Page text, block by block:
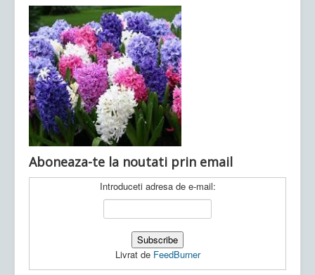
Ultimele articole: Vi, 04.11.2022 -
Județean Mehedinți
Aboneaza-te la noutati prin email
Introduceti adresa de e-mail:
Livrat de FeedBurner